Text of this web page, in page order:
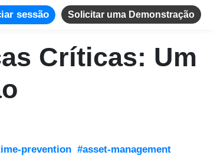
sessão Solicitar uma Demonstração
Críticas: Um
prevention #asset-management